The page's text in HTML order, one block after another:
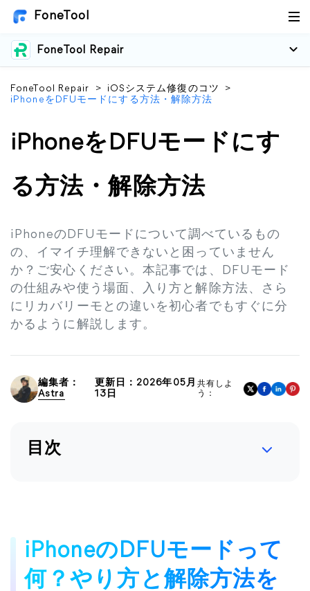
FoneTool
FoneTool Repair
FoneTool Repair > iOSシステム修復のコツ
>
iPhoneをDFUモードにする方法・解除方法
iPhoneをDFUモードにす
る方法・解除方法
iPhoneのDFUモードについて調べているもの
の、イマイチ理解できないと困っていません
か？ご安心ください。本記事では、DFUモード
の仕組みや使う場面、入り方と解除方法、さら
にリカバリーモとの違いを初心者でもすぐに分
かるように解説します。
編集者：
Astra
更新日：2026年05月
13日
共有しよ
う：
目次
iPhoneのDFUモードって
何？やり方と解除方法を